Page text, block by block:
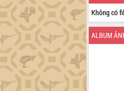
Không có
ALBUM